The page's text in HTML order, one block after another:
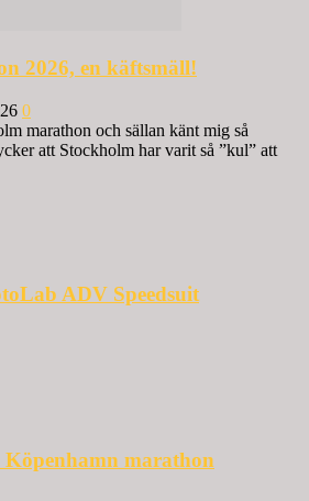
2026, en käftsmäll!
0
marathon och sällan känt mig så
att Stockholm har varit så ”kul” att
ADV Speedsuit
marathon